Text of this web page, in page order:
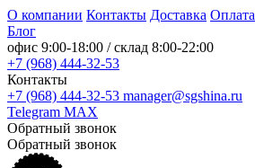
О компании Контакты Доставка Оплата
Блог
офис 9:00-18:00 / склад 8:00-22:00
+7 (968) 444-32-53
Контакты
+7 (968) 444-32-53 manager@sgshina.ru
Telegram MAX
Обратный звонок
Обратный звонок